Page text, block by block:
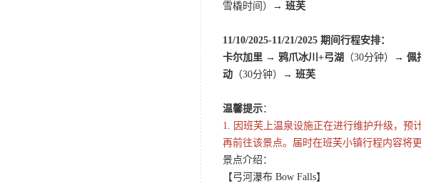
雪橇时间）→ 班芙
11/10/2025-11/21/2025 期间行程安排：
卡尔加里 → 鸦爪冰川+弓湖
（30分钟） → 佩
动 （30分钟）→ 班芙
温馨提示：
1. 因班芙上温泉设施正在进行维护升级，预
再前往该景点。届时在班芙小镇行程内容将
景点介绍：
【弓河瀑布 Bow Falls】